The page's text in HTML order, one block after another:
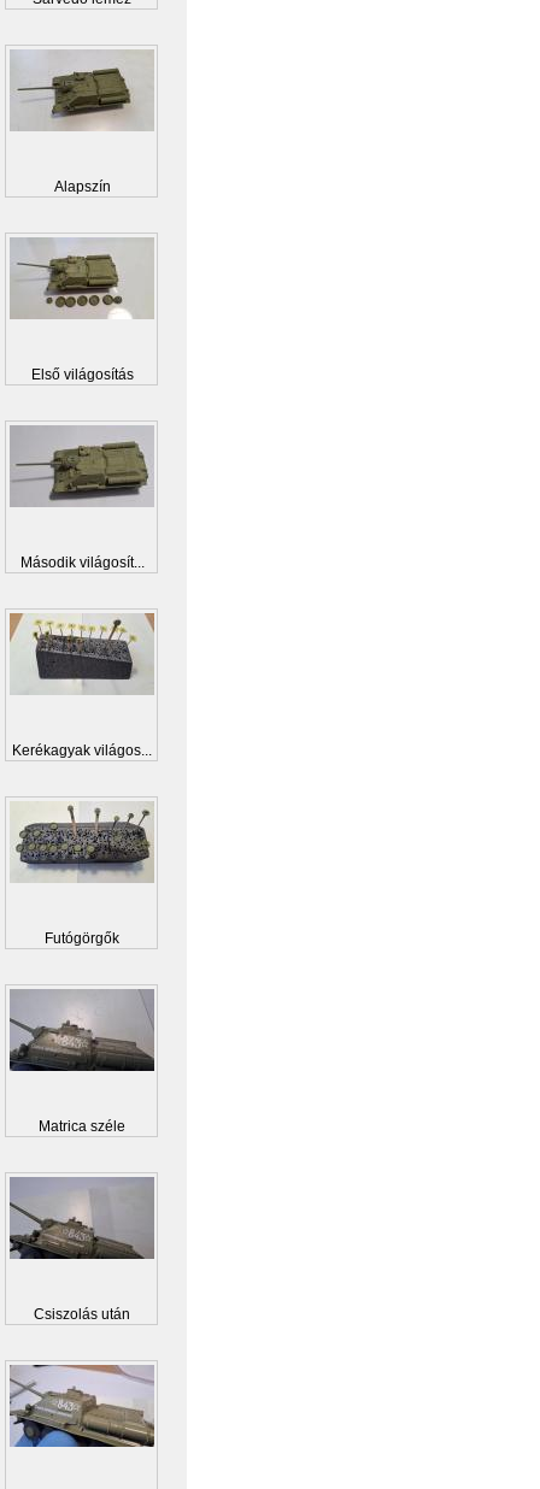
Alapszín
Első világosítás
Második világosít...
Kerékagyak világos...
Futógörgők
Matrica széle
Csiszolás után